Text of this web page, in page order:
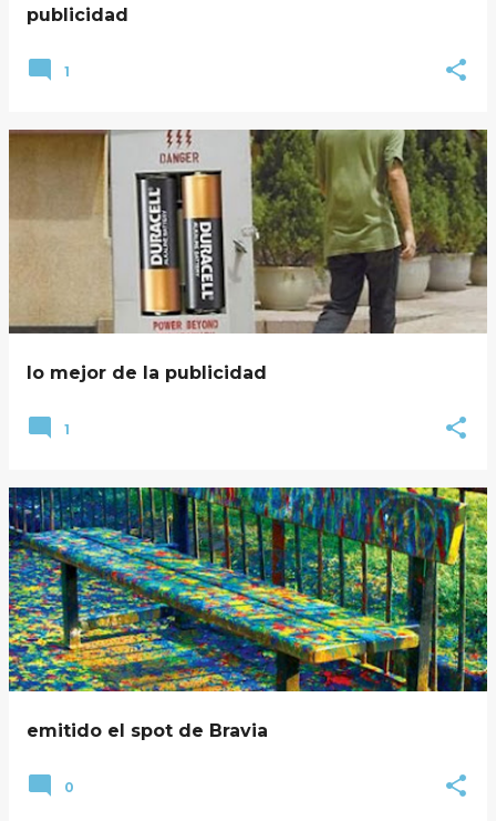
publicidad
1
lo mejor de la publicidad
1
emitido el spot de Bravia
0